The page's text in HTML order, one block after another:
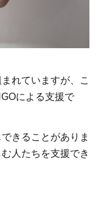
れていますが、こ
による支援で
きることがありま
人たちを支援でき